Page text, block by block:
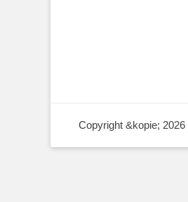
Copyright &kopie; 2026